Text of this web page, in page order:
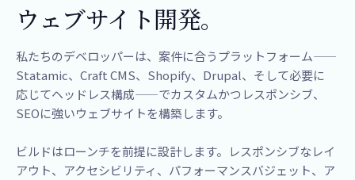
ウェブサイト開発。
​私たちの​デベロッパーは、​案件に​合う​プラットフォーム——
Statamic、​Craft CMS、​Shopify、​Drupal、​そして​必要に​
応じて​ヘッドレス構成——で​カスタムかつレスポンシブ、​
SEOに​強い​ウェブサイトを​構築します。​
ビルドはローンチを前提に設計します。レスポンシブなレイ
アウト、アクセシビリティ、パフォーマンスバジェット、ア